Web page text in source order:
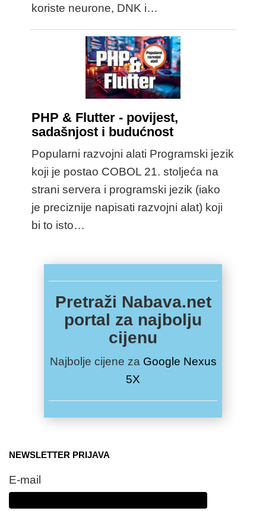
koriste neurone, DNK i…
PHP & Flutter - povijest,
sadašnjost i budućnost
Popularni razvojni alati Programski jezik
koji je postao COBOL 21. stoljeća na
strani servera i programski jezik (iako
je preciznije napisati razvojni alat) koji
bi to isto…
Pretraži Nabava.net
portal za najbolju
cijenu
Najbolje cijene za Google Nexus
5X
NEWSLETTER PRIJAVA
E-mail